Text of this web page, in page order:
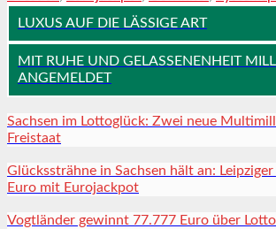
LUXUS AUF DIE LÄSSIGE ART
MIT RUHE UND GELASSENENHEIT
ANGEMELDET
Sachsen im Lottoglück: Zwei neue
Freistaat
Glückssträhne in Sachsen hält an:
Euro mit Eurojackpot
Vogtländer gewinnt 77.777 Euro über